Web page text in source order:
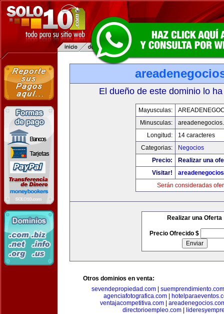
El dueño de este dominio lo
Mayusculas:
Minusculas:
Longitud:
14 caracteres
Categorias:
Negocios
Precio:
Realizar una
Visitar!
Serán consideradas
Realizar una Oferta
Precio Ofrecido $
Otros dominios en venta:
sevendepropiedad.com| suemprendimiento.com
agenciafotografica.com|
ventajacompetitiva.com
directorioempleo.com|